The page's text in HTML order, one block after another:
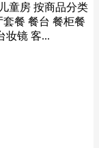
童房 按商品分类
餐 餐台 餐柜餐
妆镜 客...